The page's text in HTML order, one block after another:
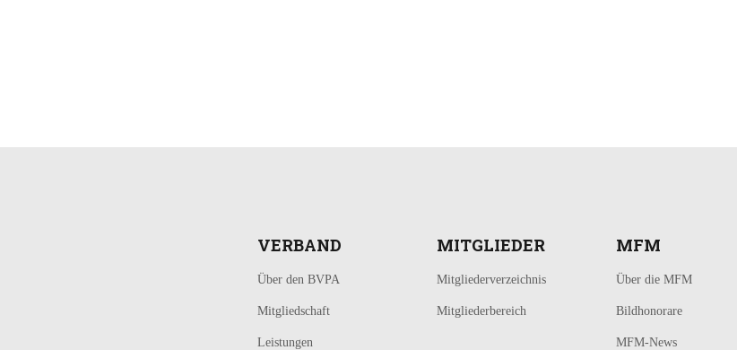
VERBAND
Über den BVPA
Mitgliedschaft
Leistungen
MITGLIEDER
Mitgliederverzeichnis
Mitgliederbereich
MFM
Über die MFM
Bildhonorare
MFM-News